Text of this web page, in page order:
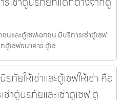
และตู้เซฟเอกชน มีบริการเช่าตู้เซฟ
ตู้เซฟธนาคาร ตู้เซ
ภัยให้เช่าและตู้เซฟให้เช่า คือ
าตู้นิรภัยและเช่าตู้เซฟ ตู้